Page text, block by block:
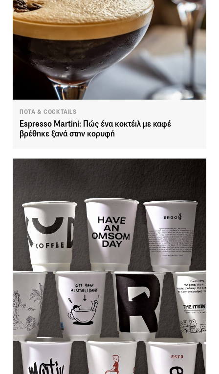
ΠΟΤΑ & COCKTAILS
Espresso Martini: Πώς ένα κοκτέιλ με καφέ
βρέθηκε ξανά στην κορυφή